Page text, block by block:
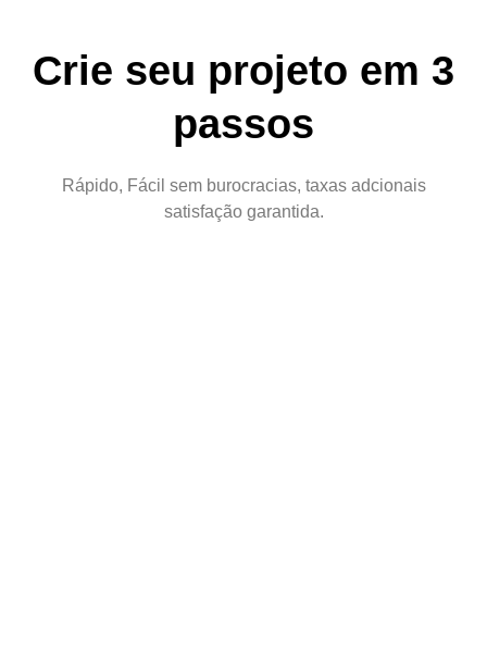
Crie seu projeto em 3
passos
Rápido, Fácil sem burocracias, taxas adcionais
satisfação garantida.